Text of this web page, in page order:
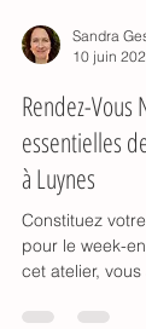
Sandra
10 juin
Rendez-Vous
essentielles
à Luynes
Constituez